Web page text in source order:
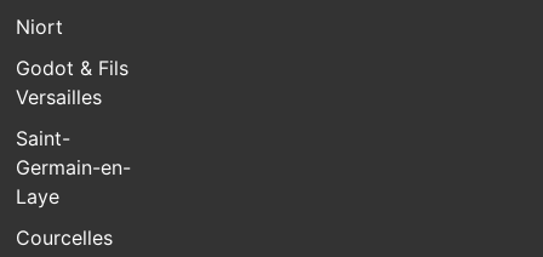
Niort
Godot & Fils
Versailles
Saint-
Germain-en-
Laye
Courcelles